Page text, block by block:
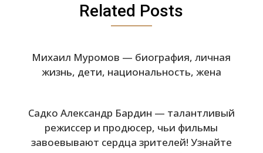
Related Posts
Михаил Муромов — биография, личная
жизнь, дети, национальность, жена
Садко Александр Бардин — талантливый
режиссер и продюсер, чьи фильмы
завоевывают сердца зрителей! Узнайте